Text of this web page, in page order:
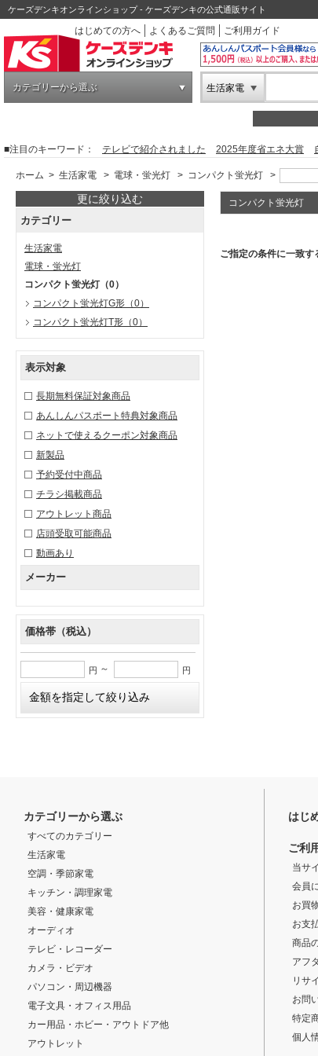
ケーズデンキオンラインショップ - ケーズデンキの公式通販サイト
はじめての方へ
よくあるご質問 ご利用ガイド
カテゴリーから選ぶ 生活家電
■注目のキーワード： テレビで紹介されました 2025年度省エネ大賞
ホーム > 生活家電 > 電球・蛍光灯 > コンパクト蛍光灯 >
更に絞り込む
カテゴリー
生活家電
電球・蛍光灯
コンパクト蛍光灯（0）
コンパクト蛍光灯G形 （0）
コンパクト蛍光灯T形 （0）
表示対象
長期無料保証対象商品
あんしんパスポート特典対象商品
ネットで使えるクーポン対象商品
新製品
予約受付中商品
チラシ掲載商品
アウトレット商品
店頭受取可能商品
動画あり
メーカー
価格帯（税込）
円 ～ 円
コンパクト蛍光灯
ご指定の条件に一致す
カテゴリーから選ぶ
すべてのカテゴリー
生活家電
空調・季節家電
キッチン・調理家電
美容・健康家電
オーディオ
テレビ・レコーダー
カメラ・ビデオ
パソコン・周辺機器
電子文具・オフィス用品
カー用品・ホビー・アウトドア他
アウトレット
はじ
ご利
当サ
会員
お買
お支
商品
アフ
リサ
お問
特定
個人